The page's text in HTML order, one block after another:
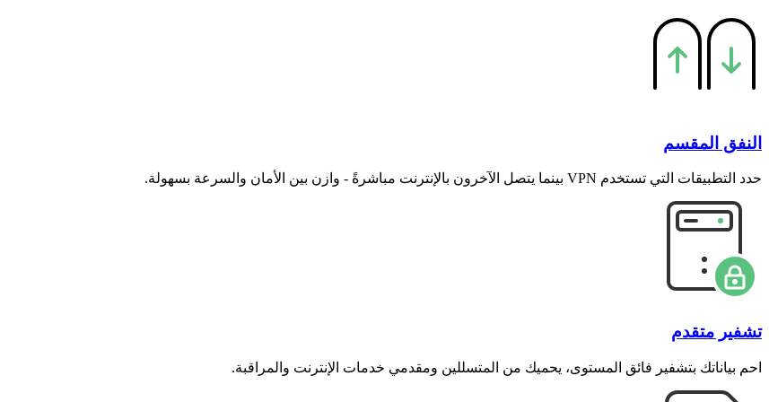
النفق المقسم
حدد التطبيقات التي تستخدم VPN بينما يتصل الآخرون بالإنترنت مباشرةً - وازن بين الأمان والسرعة بسهولة.
تشفير متقدم
احمِ بياناتك بتشفير فائق المستوى، يحميك من المتسللين ومقدمي خدمات الإنترنت والمراقبة.